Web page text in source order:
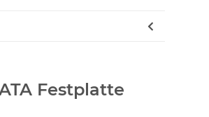
Festplatte